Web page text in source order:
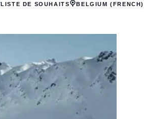
LISTE DE SOUHAITS BELGIUM (FRENCH)